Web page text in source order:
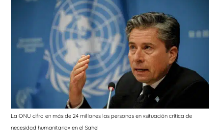
La ONU cifra en más de 24 millones las personas en «situación crítica de
necesidad humanitaria» en el Sahel